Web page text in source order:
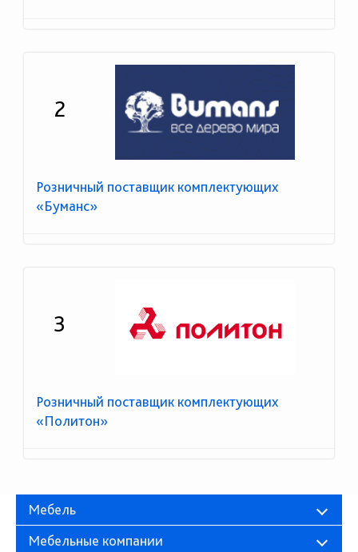
2
Розничный поставщик комплектующих
«Буманс»
3
Розничный поставщик комплектующих
«Политон»
Мебель
Мебельные компании